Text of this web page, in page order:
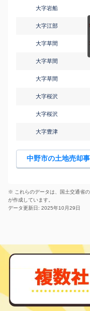
大字岩船
大字江部
大字草間
大字草間
大字草間
大字桜沢
大字桜沢
大字豊津
大字中野
大字中野
大字中野
西
西
西
西
中野市の土地売却
※ これらのデータは、国土交通省の
が作成しています。
データ更新日: 2025年10月29日